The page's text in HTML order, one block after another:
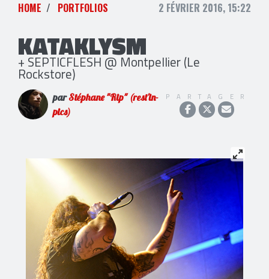
HOME PORTFOLIOS 2 FÉVRIER 2016, 15:22
KATAKLYSM
+ SEPTICFLESH @ Montpellier (Le
Rockstore)
parStéphane "Rip" (rest'in-
pics)
PARTAGER